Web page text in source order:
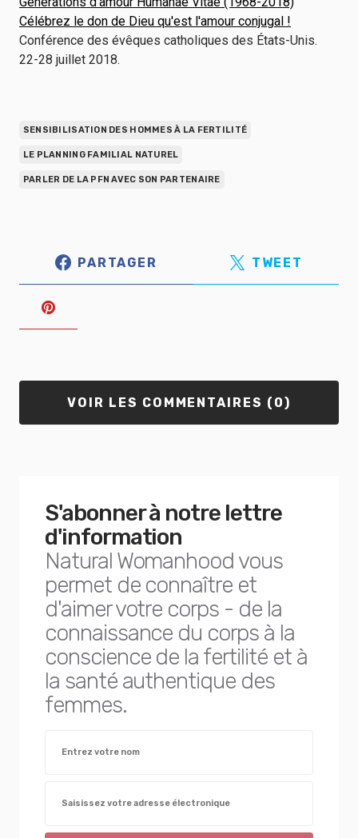
Célébrez le don de Dieu qu'est l'amour conjugal !
Conférence des évêques catholiques des États-Unis.
22-28 juillet 2018.
SENSIBILISATION DES HOMMES À LA FERTILITÉ
LE PLANNING FAMILIAL NATUREL
PARLER DE LA PFN AVEC SON PARTENAIRE
PARTAGER TWEET
VOIR LES COMMENTAIRES (0)
S'abonner à notre lettre
d'information
Natural Womanhood vous
permet de connaître et
d'aimer votre corps - de la
connaissance du corps à la
conscience de la fertilité et à
la santé authentique des
femmes.